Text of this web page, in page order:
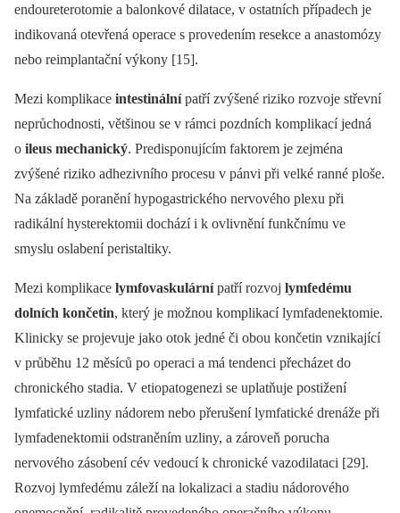
endoureterotomie a balonkové dilatace, v ostatních případech je
indikovaná otevřená operace s provedením resekce a anastomózy
nebo reimplantační výkony [15].
Mezi komplikace intestinálnípatří zvýšené riziko rozvoje střevní
neprůchodnosti, většinou se v rámci pozdních komplikací jedná
o ileus mechanický. Predisponujícím faktorem je zejména
zvýšené riziko adhezivního procesu v pánvi při velké ranné ploše.
Na základě poranění hypogastrického nervového plexu při
radikální hysterektomii dochází i k ovlivnění funkčnímu ve
smyslu oslabení peristaltiky.
Mezi komplikace lymfovaskulárnípatří rozvoj lymfedému
dolních končetin, který je možnou komplikací lymfadenektomie.
Klinicky se projevuje jako otok jedné či obou končetin vznikající
v průběhu 12 měsíců po operaci a má tendenci přecházet do
chronického stadia. V etiopatogenezi se uplatňuje postižení
lymfatické uzliny nádorem nebo přerušení lymfatické drenáže při
lymfadenektomii odstraněním uzliny, a zároveň porucha
nervového zásobení cév vedoucí k chronické vazodilataci [29].
Rozvoj lymfedému záleží na lokalizaci a stadiu nádorového